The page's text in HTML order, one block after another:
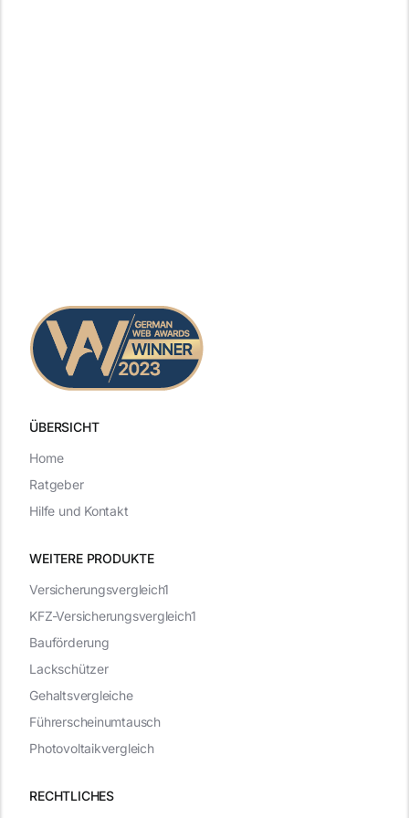
ÜBERSICHT
WEITERE PRODUKTE
RECHTLICHES
Versicherungsvergleich1
KFZ-Versicherungsvergleich1
Bauförderung
Lackschützer
Gehaltsvergleiche
Führerscheinumtausch
Photovoltaikvergleich
Home
Ratgeber
Hilfe und Kontakt